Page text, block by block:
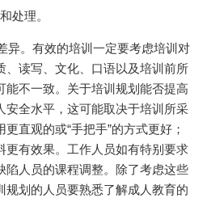
处理。
异。有效的培训一定要考虑培训对
、读写、文化、口语以及培训前所
能不一致。关于培训规划能否提高
安全水平，这可能取决于培训所采
直观的或“手把手”的方式更好；
更有效果。工作人员如有特别要求
陷人员的课程调整。除了考虑这些
规划的人员要熟悉了解成人教育的